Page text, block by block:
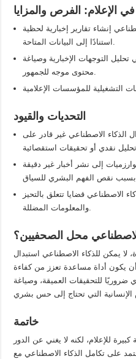
الإعلام: الفرص والمزايا
إنشاء تقارير إخبارية لحظية
التوجهات الإخبارية وصياغة
التحديات والقيود
الذكاء الاصطناعي غير قادر على
إلى نشر أخبار غير دقيقة
الاصطناعي قضايا تتعلق بالتحيز
محل الصحفيين؟
لا يمكن للذكاء الاصطناعي استبدال
يكون أداة مساعدة تعزز من كفاءة
للتحقيقات العميقة، وصياغة
خاتمة
للإعلام، لكنه لا يغني عن الدور
على تكامل الذكاء الاصطناعي مع